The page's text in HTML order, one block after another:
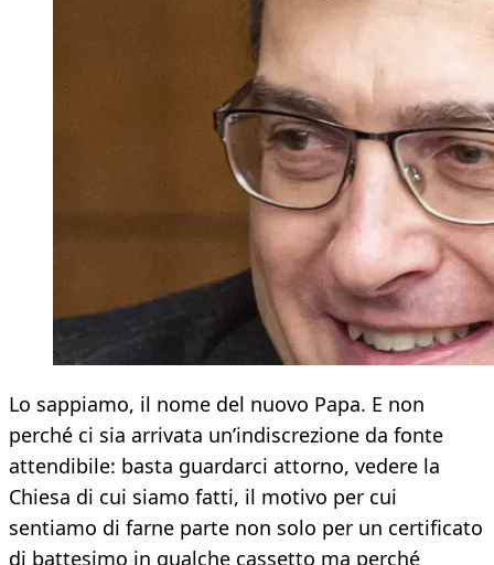
Lo sappiamo, il nome del nuovo Papa. E non
perché ci sia arrivata un’indiscrezione da fonte
attendibile: basta guardarci attorno, vedere la
Chiesa di cui siamo fatti, il motivo per cui
sentiamo di farne parte non solo per un certificato
di battesimo in qualche cassetto ma perché